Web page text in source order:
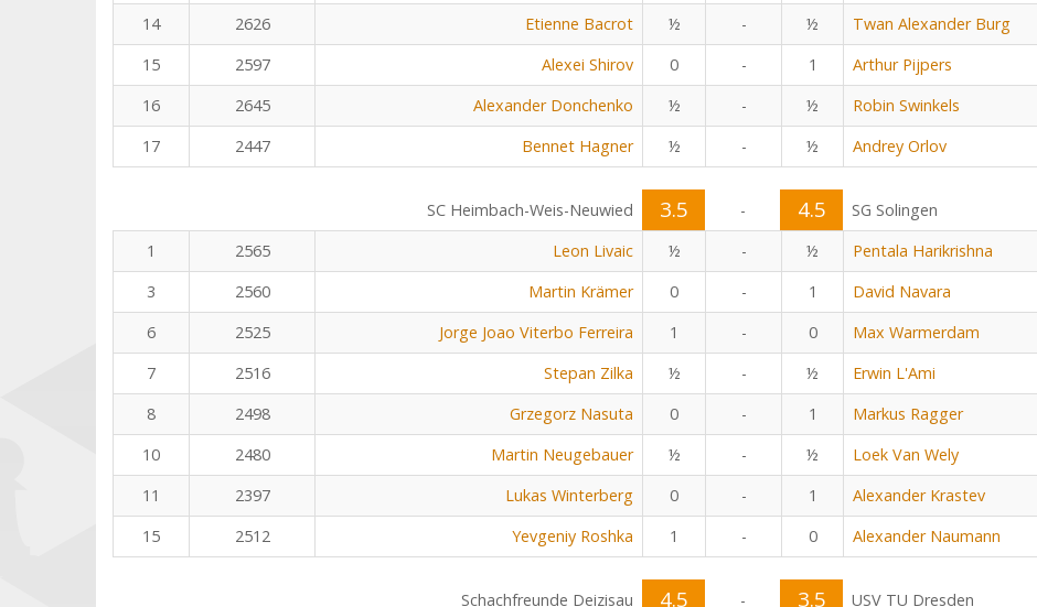
14
2626 Etienne Bacrot ½ - ½ Twan Alexander Burg
15
2597 Alexei Shirov 0 - 1 Arthur Pijpers
16
2645 Alexander Donchenko ½ - ½ Robin Swinkels
17
2447 Bennet Hagner ½ - ½ Andrey Orlov
SC Heimbach-Weis-Neuwied 3.5 - 4.5
SG Solingen
1
2565 Leon Livaic ½ - ½ Pentala Harikrishna
3
2560 Martin Krämer 0 - 1 David Navara
6
2525 Jorge Joao Viterbo Ferreira 1 - 0 Max Warmerdam
7
2516 Stepan Zilka ½ - ½ Erwin L'Ami
8
2498 Grzegorz Nasuta 0 - 1 Markus Ragger
10
2480 Martin Neugebauer ½ - ½ Loek Van Wely
11
2397 Lukas Winterberg 0 - 1 Alexander Krastev
15
2512 Yevgeniy Roshka 1 - 0 Alexander Naumann
Schachfreunde Deizisau 4.5 - 3.5
USV TU Dresden